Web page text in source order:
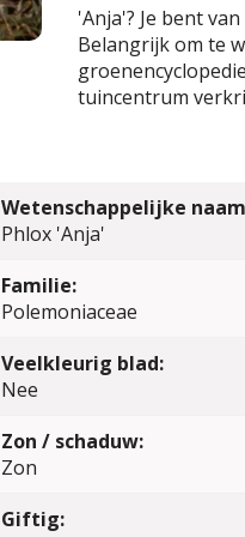
'Anja'? Je bent
Belangrijk om te
tuincentrum
Wetenschappelijke
Phlox 'Anja'
Familie:
Polemoniaceae
Veelkleurig blad:
Nee
Zon / schaduw:
Zon
Giftig: